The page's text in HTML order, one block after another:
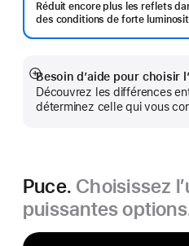
Réduit encore plus les reflets
des conditions de forte
Besoin d’aide pour choisir
Découvrez les différences
déterminez celle qui vous
Afficher
plus
Puce. Choisissez
puissantes